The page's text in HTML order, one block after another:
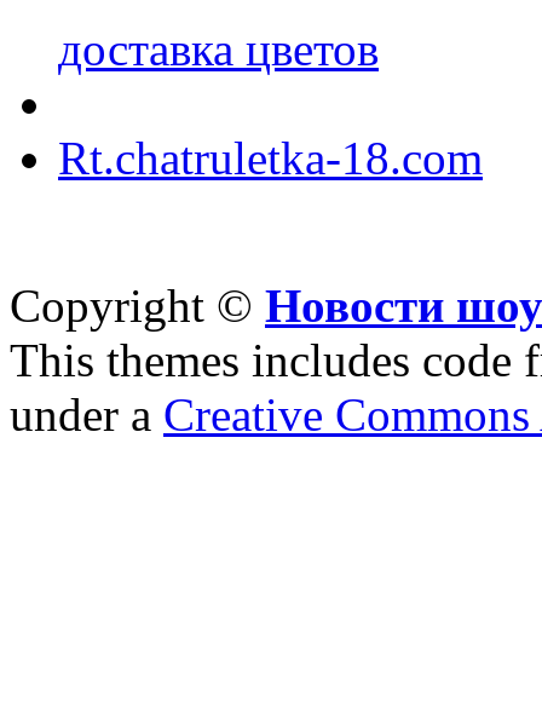
доставка цветов
Rt.chatruletka-18.com
Copyright © Новости
This themes includes code
under a Creative